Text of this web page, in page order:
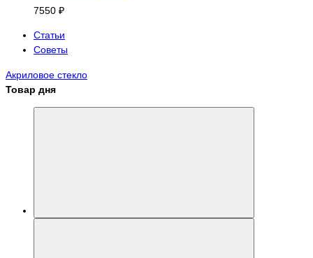
7550 ₽
Статьи
Советы
Акриловое стекло
Товар дня